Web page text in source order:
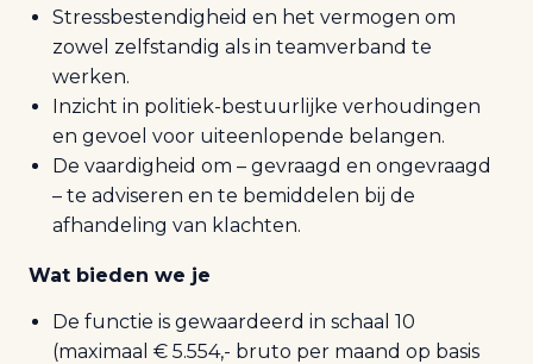
Stressbestendigheid en het vermogen om
zowel zelfstandig als in teamverband te
werken.
Inzicht in politiek-bestuurlijke verhoudingen
en gevoel voor uiteenlopende belangen.
De vaardigheid om – gevraagd en ongevraagd
– te adviseren en te bemiddelen bij de
afhandeling van klachten.
Wat bieden we je
De functie is gewaardeerd in schaal 10
(maximaal € 5.554,- bruto per maand op basis